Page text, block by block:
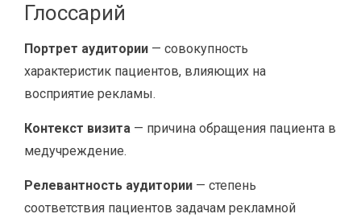
Глоссарий
Портрет аудитории — совокупность
характеристик пациентов, влияющих на
восприятие рекламы.
Контекст визита — причина обращения пациента в
медучреждение.
Релевантность аудитории — степень
соответствия пациентов задачам рекламной